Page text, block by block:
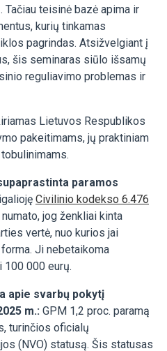
teisinė bazė apima ir
kurių tinkamas
pagrindas. Atsižvelgiant į
šis seminaras siūlo išsamų
reguliavimo problemas ir
Lietuvos Respublikos
pakeitimams, jų praktiniam
paramos
Civilinio kodekso 6.476
numato, jog ženkliai kinta
vertė, nuo kurios jai
Ji nebetaikoma
100 000 eurų.
apie svarbų pokytį
m.: GPM 1,2 proc. paramą
turinčios oficialų
(NVO) statusą. Šis statusas